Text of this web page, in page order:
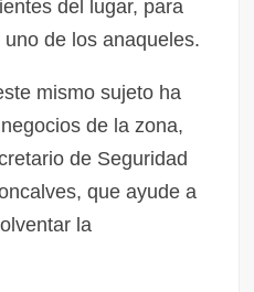
del lugar, para
de los anaqueles.
mismo sujeto ha
de la zona,
de Seguridad
que ayude a
la